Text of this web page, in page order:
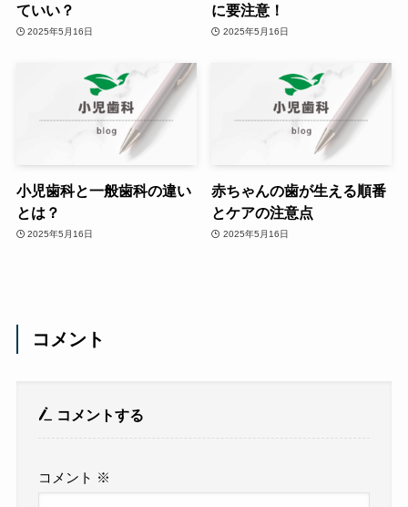
ていい？
2025年5月16日
に要注意！
2025年5月16日
小児歯科と一般歯科の違い
とは？
2025年5月16日
赤ちゃんの歯が生える順番
とケアの注意点
2025年5月16日
コメント
コメントする
コメント ※